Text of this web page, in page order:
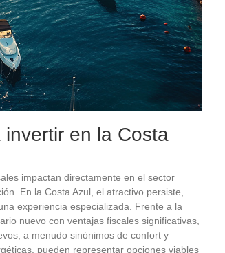
en la Costa
impactan directamente en el sector
En la Costa Azul, el atractivo persiste,
experiencia especializada. Frente a la
nuevo con ventajas fiscales significativas,
a menudo sinónimos de confort y
pueden representar opciones viables